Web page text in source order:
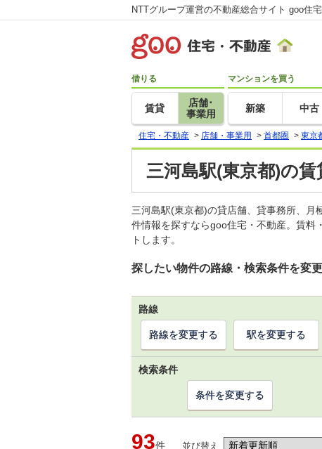
NTTグループ運営の不動産総合サイト goo住
借りる
賃貸
店舗･
事業用
マンションを買う
新築 中古
住宅・不動産 > 店舗・事業用 > 首都圏 > 東京
三河島駅(東京都)の
三河島駅(東京都)の貸店舗、貸事務所、月
件情報を探すならgoo住宅・不動産。賃料
トします。
探したい物件の路線・検索条件を変
路線
路線を変更する 駅を変更する
検索条件
条件を変更する
93件 並び替え